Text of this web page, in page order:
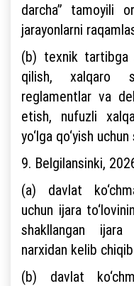
darcha” tamoyili
jarayonlarni
(b) texnik tartibga
qilish, xalqaro
reglamentlar va
etish, nufuzli
yo‘lga qo‘yish
9. Belgilansinki,
(a) davlat
uchun ijara
shakllangan
narxidan kelib
(b) davlat